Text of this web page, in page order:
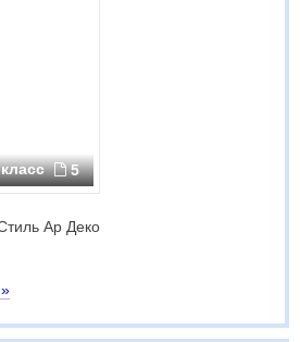
класс 5
Ар Деко